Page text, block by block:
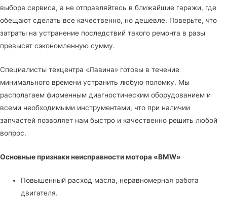
выбора сервиса, а не отправляйтесь в ближайшие гаражи, где
обещают сделать все качественно, но дешевле. Поверьте, что
затраты на устранение последствий такого ремонта в разы
превысят сэкономленную сумму.
Специалисты техцентра «Лавина» готовы в течение
минимального времени устранить любую поломку. Мы
располагаем фирменным диагностическим оборудованием и
всеми необходимыми инструментами, что при наличии
запчастей позволяет нам быстро и качественно решить любой
вопрос.
Основные признаки неисправности мотора «BMW»
Повышенный расход масла, неравномерная работа
двигателя.